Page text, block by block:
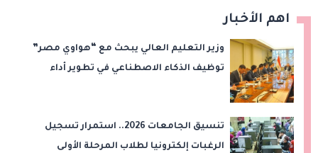
اهم الأخبار
وزير التعليم العالي يبحث مع “هواوي مصر”
توظيف الذكاء الاصطناعي في تطوير أداء
تنسيق الجامعات 2026.. استمرار تسجيل
الرغبات إلكترونيا لطلاب المرحلة الأولى